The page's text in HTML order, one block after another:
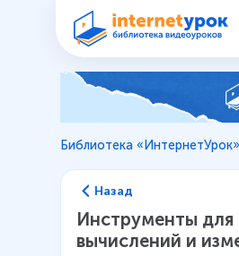
Библиотека «ИнтернетУрок»
Назад
Инструменты для
вычислений и